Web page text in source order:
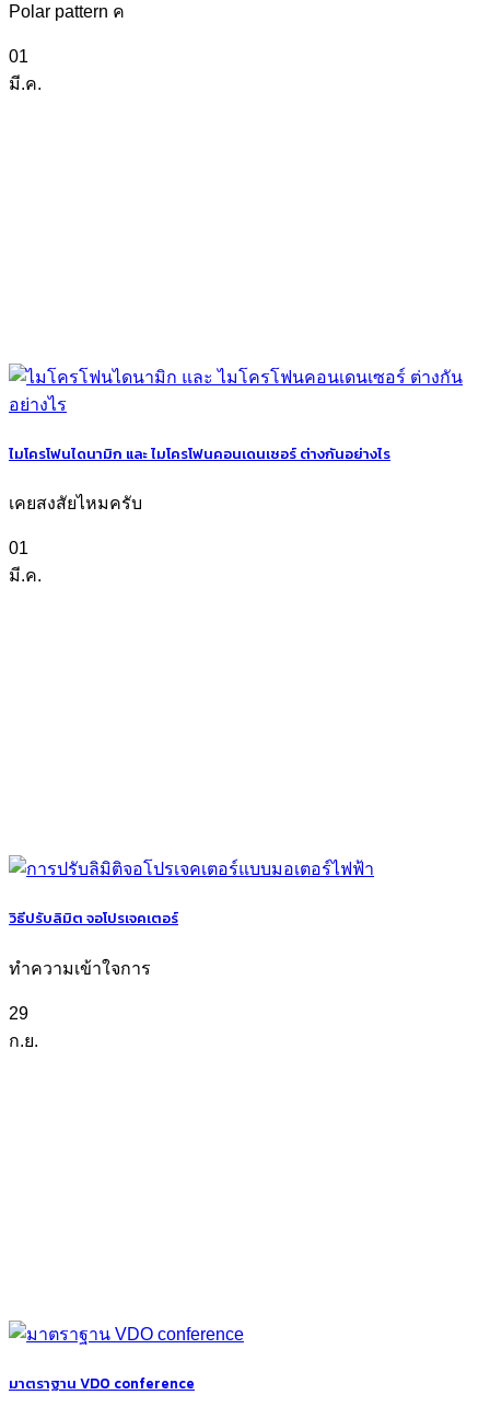
Polar pattern ค
01
มี.ค.
ไมโครโฟนไดนามิก และ ไมโครโฟนคอนเดนเซอร์ ต่างกันอย่างไร
เคยสงสัยไหมครับ
01
มี.ค.
วิธีปรับลิมิต จอโปรเจคเตอร์
ทำความเข้าใจการ
29
ก.ย.
มาตราฐาน VDO conference